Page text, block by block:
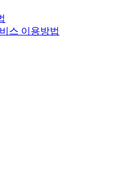
스 이용방법